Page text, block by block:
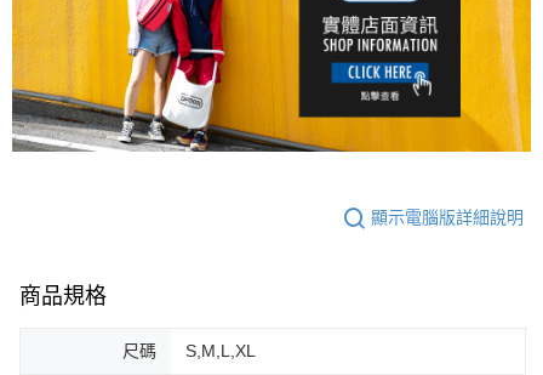
顯示電腦版詳細說明
商品規格
尺碼 S,M,L,XL